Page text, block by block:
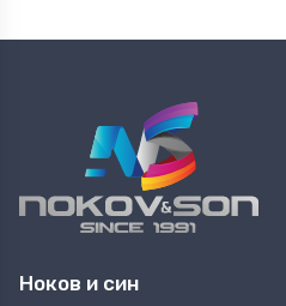
Ноков и син